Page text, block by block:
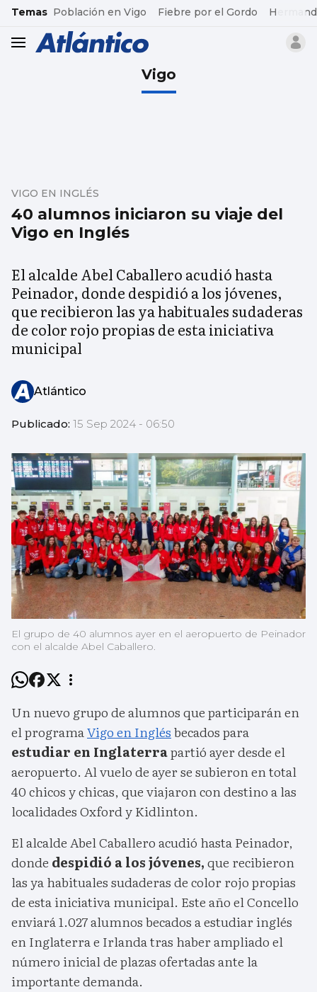
common.go-to-content
Temas Población en Vigo Fiebre por el Gordo
header.menu.open
Vigo
40 alumnos iniciaron su viaje del
Vigo en Inglés
VIGO EN INGLÉS
El alcalde Abel Caballero acudió hasta
Peinador, donde despidió a los jóvenes,
que recibieron las ya habituales sudaderas
de color rojo propias de esta iniciativa
municipal
Atlántico
Publicado: 15 Sep 2024 - 06:50
El grupo de 40 alumnos ayer en el aeropuerto de Peinador
con el alcalde Abel Caballero.
Un nuevo grupo de alumnos que participarán en
el programaVigo en Inglésbecados para
estudiar en Inglaterrapartió ayer desde el
aeropuerto. Al vuelo de ayer se subieron en total
40 chicos y chicas, que viajaron con destino a las
localidades Oxford y Kidlinton.
El alcalde Abel Caballero acudió hasta Peinador,
donde despidió a los jóvenes,que recibieron
las ya habituales sudaderas de color rojo propias
de esta iniciativa municipal. Este año el Concello
enviará 1.027 alumnos becados a estudiar inglés
en Inglaterra e Irlanda tras haber ampliado el
número inicial de plazas ofertadas ante la
importante demanda.